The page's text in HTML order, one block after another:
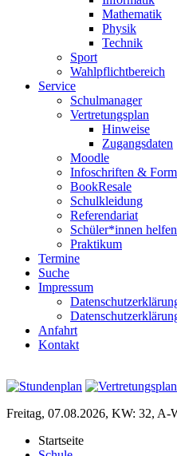
Mathematik
Physik
Technik
Sport
Wahlpflichtbereich
Service
Schulmanager
Vertretungsplan
Hinweise
Zugangsdaten
Moodle
Infoschriften &
BookResale
Schulkleidung
Referendariat
Schüler*innen
Praktikum
Termine
Suche
Impressum
Anfahrt
Kontakt
Freitag, 07.08.2026, KW: 32, A-
Startseite